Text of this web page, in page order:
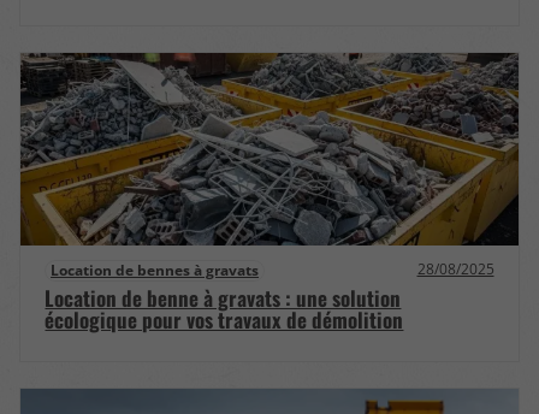
Location de bennes à gravats 28/08/2025
Location de benne à gravats : une solution
écologique pour vos travaux de démolition